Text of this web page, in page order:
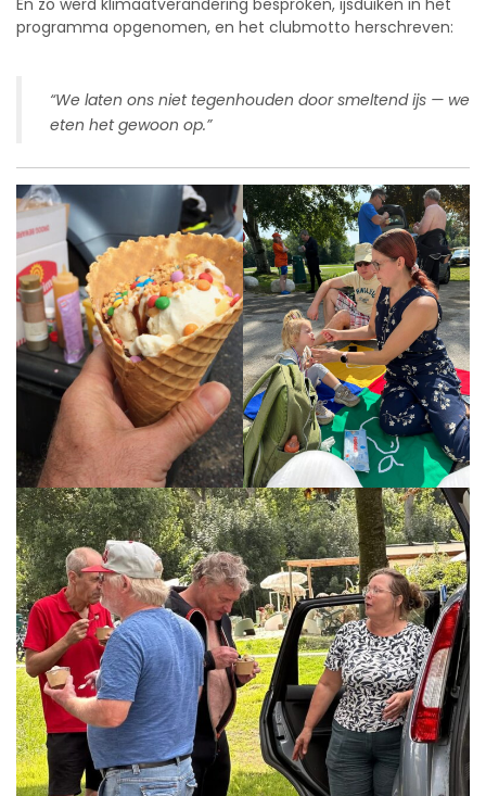
programma opgenomen, en het clubmotto herschreven:
“We laten ons niet tegenhouden door smeltend ijs — we
eten het gewoon op.”